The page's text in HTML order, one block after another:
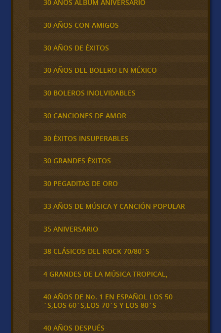
30 AÑOS ALBUM ANIVERSARIO
30 AÑOS CON AMIGOS
30 AÑOS DE ÉXITOS
30 AÑOS DEL BOLERO EN MÉXICO
30 BOLEROS INOLVIDABLES
30 CANCIONES DE AMOR
30 ÉXITOS INSUPERABLES
30 GRANDES ÉXITOS
30 PEGADITAS DE ORO
33 AÑOS DE MÚSICA Y CANCIÓN POPULAR
35 ANIVERSARIO
38 CLÁSICOS DEL ROCK 70/80´S
4 GRANDES DE LA MÚSICA TROPICAL,
40 AÑOS DE No. 1 EN ESPAÑOL LOS 50
´S,LOS 60´S,LOS 70´S Y LOS 80´S
40 AÑOS DESPUÉS